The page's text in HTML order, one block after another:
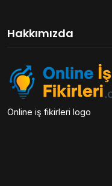
Hakkımızda
Online iş fikirleri logo